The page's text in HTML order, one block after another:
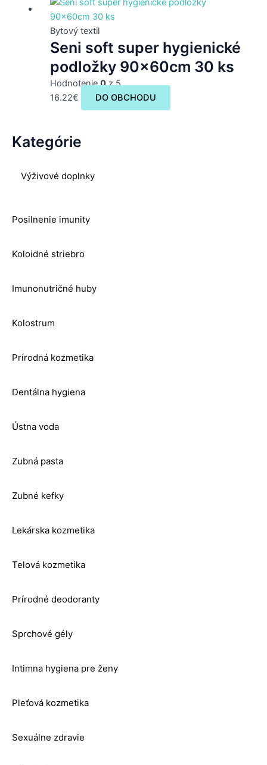
Kategórie
Výživové doplnky
Posilnenie imunity
Koloidné striebro
Imunonutričné huby
Kolostrum
Prírodná kozmetika
Dentálna hygiena
Ústna voda
Zubná pasta
Zubné kefky
Lekárska kozmetika
Telová kozmetika
Prírodné deodoranty
Sprchové gély
Intimna hygiena pre ženy
Pleťová kozmetika
Sexuálne zdravie
Bytový textil
Seni soft super hygienické
podložky 90x60cm 30 ks
Hodnotenie0z 5
16.22€ DO OBCHODU